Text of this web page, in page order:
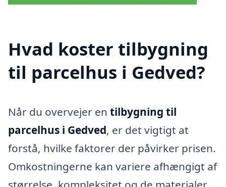
Hvad koster tilbygning
til parcelhus i Gedved?
Når du overvejer en tilbygning til
parcelhus i Gedved, er det vigtigt at
forstå, hvilke faktorer der påvirker prisen.
Omkostningerne kan variere afhængigt af